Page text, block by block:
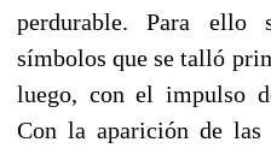
perdurable. Para ello
símbolos que se talló
luego, con el impulso
Con la aparición de las